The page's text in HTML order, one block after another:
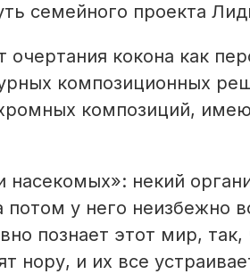
семейного проекта
кокона как
композиционных
композиций,
насекомых»: некий
потом у него неизбежно
познает этот мир, так,
нору, и их все